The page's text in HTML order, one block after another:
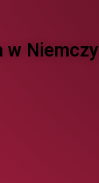
w Niemczy